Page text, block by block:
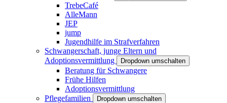
TrebeCafé
AlleMann
JEP
jump
Jugendhilfe im Strafverfahren
Schwangerschaft, junge Eltern und
Adoptionsvermittlung
Dropdown umschalten
Beratung für Schwangere
Frühe Hilfen
Adoptionsvermittlung
Pflegefamilien
Dropdown umschalten